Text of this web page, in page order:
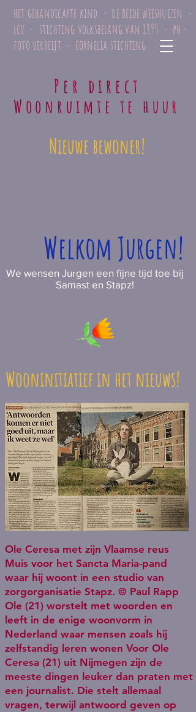
het gehandicapte kind - de beide weeshuizen -
lcv - stichting volksbelang van 1895 - ph -
foto verreijt - cornelia stichting
Woonruimte te huur
Per direct
Nieuwe bewoner!
Welkom Jurgen!
We wensen Jurgen een fijne tijd toe bij
Samast en Stapz!
Wooninitiatief in het nieuws!
Ole Ceresa met zijn Vlaamse reus
Muis voor het Sancta Maria-pand
waar hij woont in een studio van
zorgorganisatie Stapz. © Paul Rapp
Ole (21) worstelt met woorden en
leeft in de enige woonvorm in
Nederland waar mensen zoals hij
zelfstandig leren wonen Voor Ole
Ceresa (21) uit Nijmegen zijn de
meeste dingen leuker dan praten met
een journalist. Die stelt allemaal
vragen, terwijl antwoord geven op